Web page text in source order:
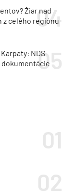
Žiar nad
z celého regiónu
NDS